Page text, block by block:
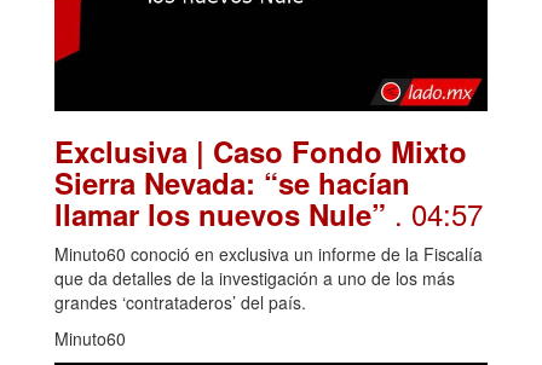
Exclusiva | Caso Fondo Mixto
Sierra Nevada: “se hacían
llamar los nuevos Nule” . 04:57
Minuto60 conoció en exclusiva un informe de la Fiscalía
que da detalles de la investigación a uno de los más
grandes ‘contrataderos’ del país.
Minuto60